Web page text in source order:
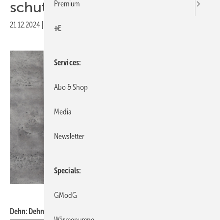
schutz
21.12.2024 Veröffentlicht in
Dehn: Dehncube YPV.
Premium
+E
Services
Abo & Shop
Media
Newsletter
Specials
GModG